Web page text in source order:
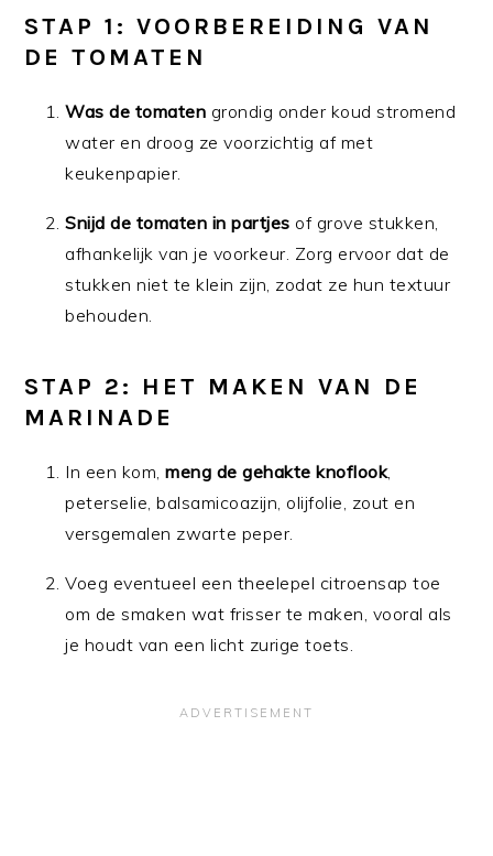
STAP 1: VOORBEREIDING VAN
DE TOMATEN
Was de tomaten grondig onder koud stromend
water en droog ze voorzichtig af met
keukenpapier.
Snijd de tomaten in partjes of grove stukken,
afhankelijk van je voorkeur. Zorg ervoor dat de
stukken niet te klein zijn, zodat ze hun textuur
behouden.
STAP 2: HET MAKEN VAN DE
MARINADE
In een kom,meng de gehakte knoflook,
peterselie, balsamicoazijn, olijfolie, zout en
versgemalen zwarte peper.
Voeg eventueel een theelepel citroensap toe
om de smaken wat frisser te maken, vooral als
je houdt van een licht zurige toets.